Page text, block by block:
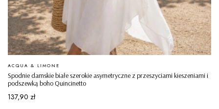
Spodnie damskie białe szerokie asymetryczne z przeszyciami kieszeniami i
podszewką boho Quincinetto
PRODUCENT
ACQUA & LIMONE
Cena
137,90 zł